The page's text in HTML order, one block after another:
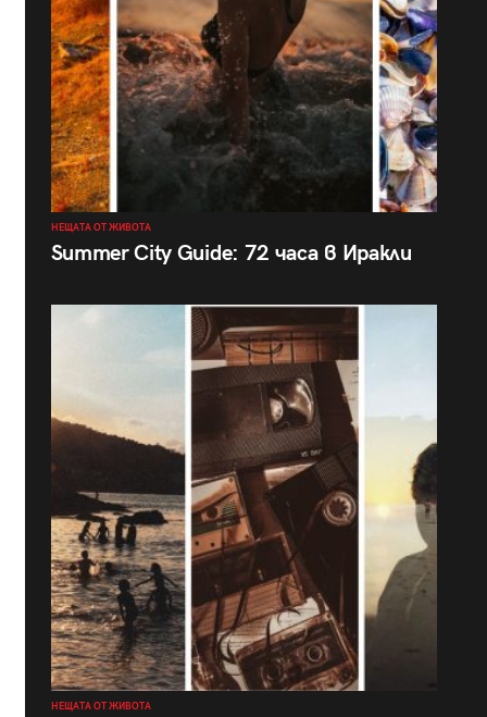
НЕЩАТА ОТ ЖИВОТА
Summer City Guide: 72 часа в Иракли
НЕЩАТА ОТ ЖИВОТА